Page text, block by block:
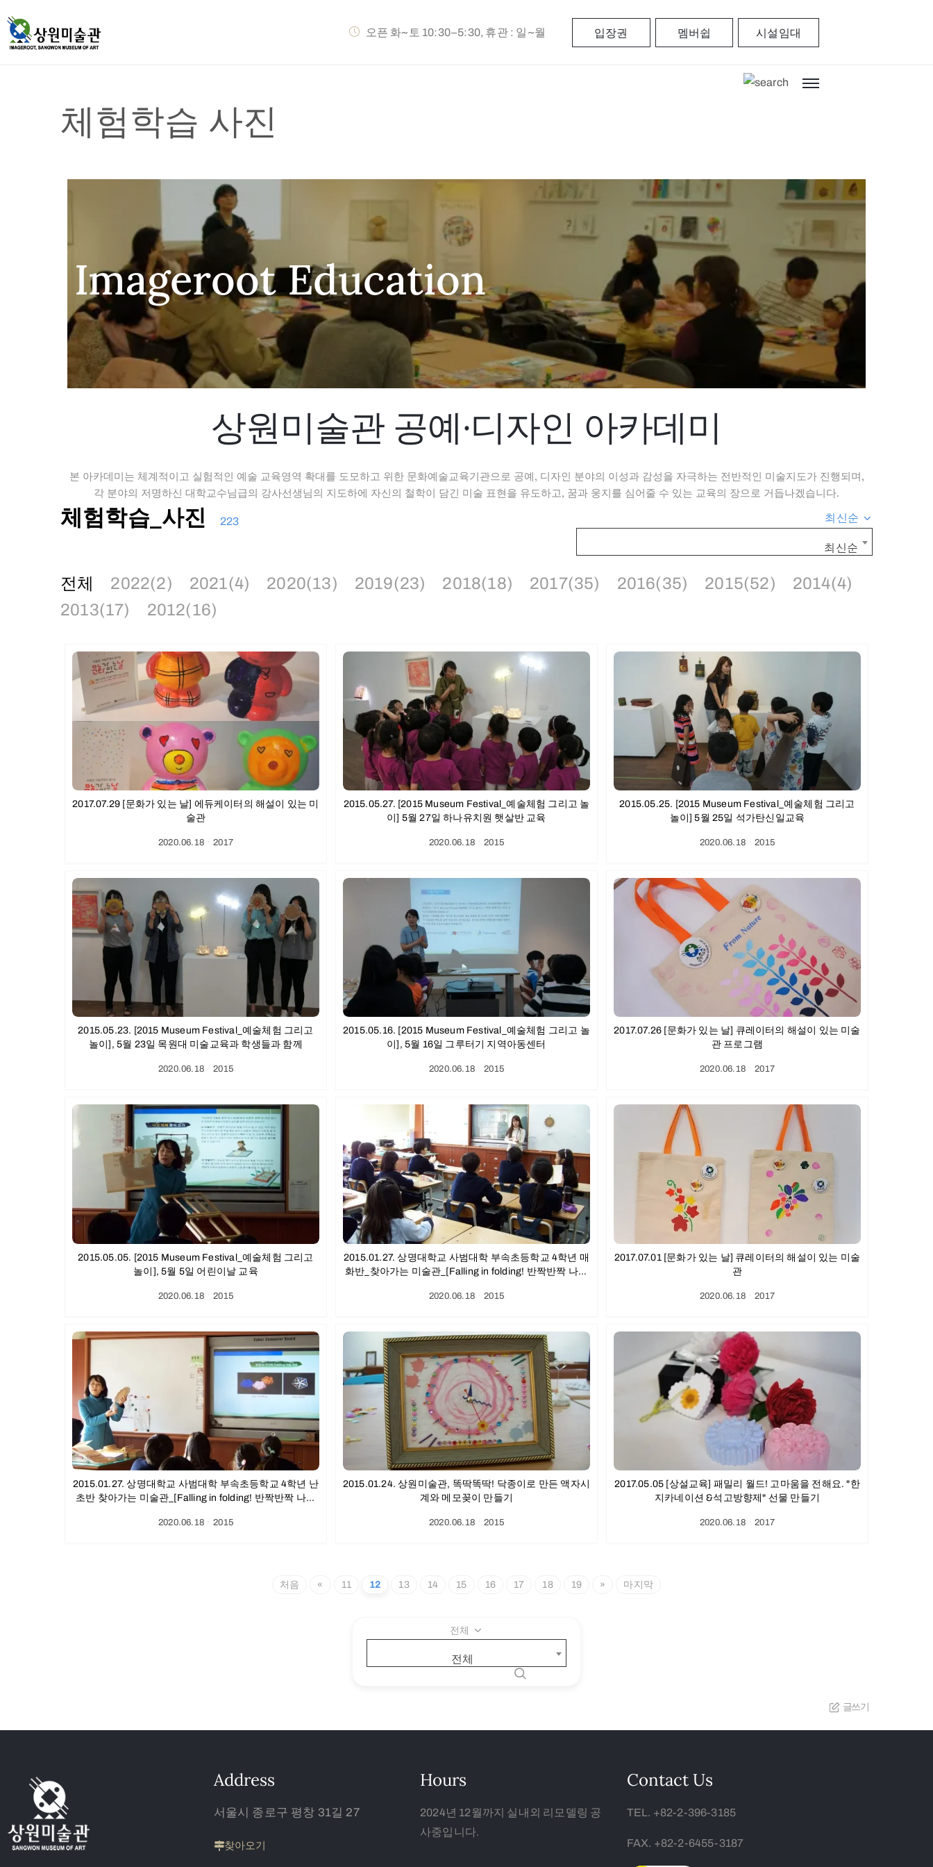
오픈 화~토 10:30–5:30, 휴관 : 일~월 입장권 멤버쉽 시설임대
체험학습 사진
Imageroot Education
상원미술관 공예·디자인 아카데미
본 아카데미는 체계적이고 실험적인 예술 교육영역 확대를 도모하고 위한 문화예술교육기관으로 공예, 디자인 분야의 이성과 감성을 자극하는 전반적인 미술지도가 진행되며,
각 분야의 저명하신 대학교수님급의 강사선생님의 지도하에 자신의 철학이 담긴 미술 표현을 유도하고, 꿈과 웅지를 심어줄 수 있는 교육의 장으로 거듭나겠습니다.
체험학습_사진 223 최신순
최신순
전체 2022(2) 2021(4) 2020(13) 2019(23) 2018(18) 2017(35) 2016(35) 2015(52)
2014(4)
2013(17)
2012(16)
2017.07.29 [문화가 있는 날] 에듀케이터의 해설이 있는 미
술관
2020.06.18ㆍ2017
2015.05.27. [2015 Museum Festival_예술체험 그리고 놀
이] 5월 27일 하나유치원 햇살반 교육
2020.06.18ㆍ2015
2015.05.25. [2015 Museum Festival_예술체험 그리고
놀이] 5월 25일 석가탄신일교육
2020.06.18ㆍ2015
2015.05.23. [2015 Museum Festival_예술체험 그리고
놀이], 5월 23일 목원대 미술교육과 학생들과 함께
2020.06.18ㆍ2015
2015.05.16. [2015 Museum Festival_예술체험 그리고 놀
이], 5월 16일 그루터기 지역아동센터
2020.06.18ㆍ2015
2017.07.26 [문화가 있는 날] 큐레이터의 해설이 있는 미술
관 프로그램
2020.06.18ㆍ2017
2015.05.05. [2015 Museum Festival_예술체험 그리고
놀이], 5월 5일 어린이날 교육
2020.06.18ㆍ2015
2015.01.27. 상명대학교 사범대학 부속초등학교 4학년 매
화반_찾아가는 미술관_[Falling in folding! 반짝반짝 나만
2020.06.18ㆍ2015
2017.07.01 [문화가 있는 날] 큐레이터의 해설이 있는 미술
관
2020.06.18ㆍ2017
2015.01.27. 상명대학교 사범대학 부속초등학교 4학년 난
초반 찾아가는 미술관_[Falling in folding! 반짝반짝 나만
2020.06.18ㆍ2015
2015.01.24. 상원미술관, 똑딱똑딱! 닥종이로 만든 액자시
계와 메모꽂이 만들기
2020.06.18ㆍ2015
2017.05.05 [상설교육] 패밀리 월드! 고마움을 전해요. "한
지카네이션 &석고방향제" 선물 만들기
2020.06.18ㆍ2017
처음 « 11 12 13 14 15 16 17 18 19 » 마지막
전체
전체
글쓰기
Address
서울시 종로구 평창 31길 27
찾아오기
Hours
2024년 12월까지 실내외 리모델링 공
사중입니다.
Contact Us
TEL. +82-2-396-3185
FAX. +82-2-6455-3187